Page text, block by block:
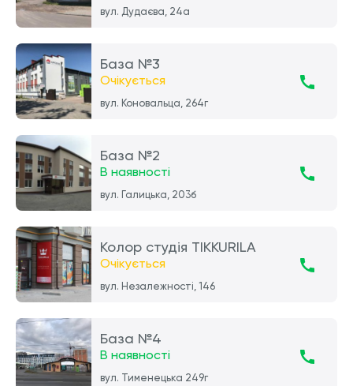
вул. Дудаєва, 24а
База №3
Очікується
вул. Коновальца, 264г
База №2
В наявності
вул. Галицька, 203б
Колор студія TIKKURILA
Очікується
вул. Незалежності, 146
База №4
В наявності
вул. Тименецька 249г